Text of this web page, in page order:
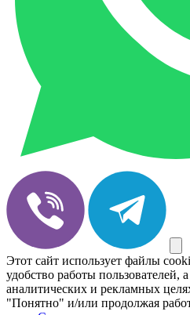
Этот сайт использует файлы
удобство работы пользователей,
аналитических и рекламных
"Понятно" и/или продолжая